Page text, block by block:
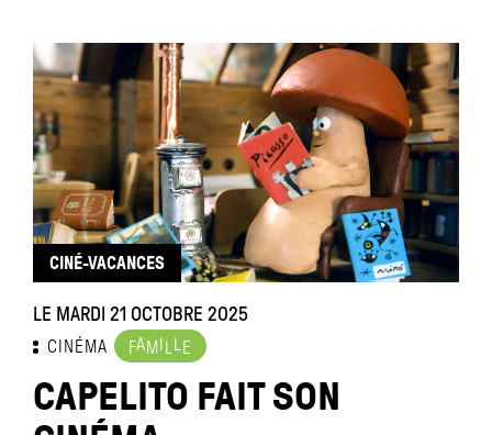
CINÉ-VACANCES
LE MARDI 21 OCTOBRE 2025
CINÉMA FAM E
CAPELITO FAIT SON